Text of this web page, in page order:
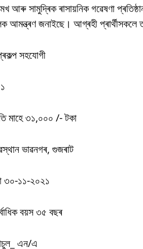
আৰু সামুদ্ৰিক ৰাসায়নিক গৱেষণা
আমন্ত্ৰণ জনাইছে। আগ্ৰহী প্ৰাৰ্থীসকলে
সহযোগী
মাহে ৩১,০০০ /- টকা
ভাৱনগৰ, গুজৰাট
৩০-১১-২০২১
বয়স ৩৫ বছৰ
এন/এ